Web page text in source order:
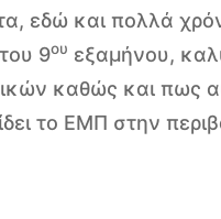
εδώ και πολλά
9ου εξαμήνου,
καθώς και πως
το ΕΜΠ στην